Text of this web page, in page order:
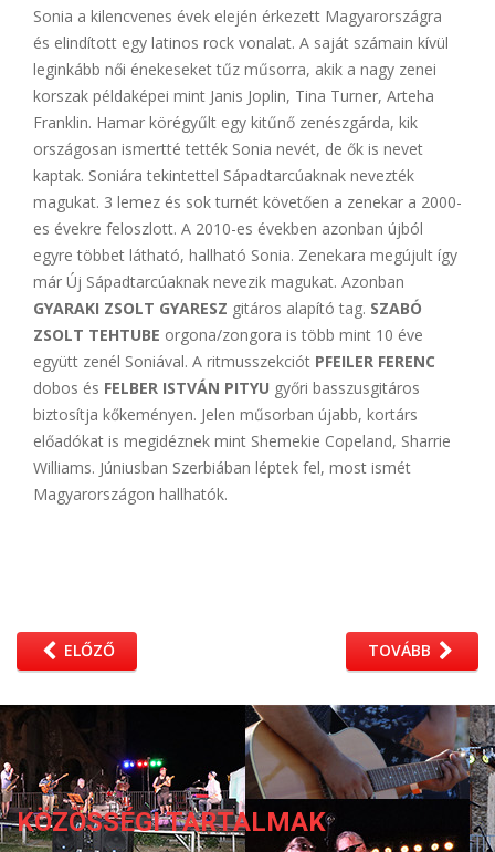
Sonia a kilencvenes évek elején érkezett Magyarországra
és elindított egy latinos rock vonalat. A saját számain kívül
leginkább női énekeseket tűz műsorra, akik a nagy zenei
korszak példaképei mint Janis Joplin, Tina Turner, Arteha
Franklin. Hamar körégyűlt egy kitűnő zenészgárda, kik
országosan ismertté tették Sonia nevét, de ők is nevet
kaptak. Soniára tekintettel Sápadtarcúaknak nevezték
magukat. 3 lemez és sok turnét követően a zenekar a 2000-
es évekre feloszlott. A 2010-es években azonban újból
egyre többet látható, hallható Sonia. Zenekara megújult így
már Új Sápadtarcúaknak nevezik magukat. Azonban
GYARAKI ZSOLT GYARESZ gitáros alapító tag. SZABÓ
ZSOLT TEHTUBE orgona/zongora is több mint 10 éve
együtt zenél Soniával. A ritmusszekciót PFEILER FERENC
dobos és FELBER ISTVÁN PITYU győri basszusgitáros
biztosítja kőkeményen. Jelen műsorban újabb, kortárs
előadókat is megidéznek mint Shemekie Copeland, Sharrie
Williams. Júniusban Szerbiában léptek fel, most ismét
Magyarországon hallhatók.
ELŐZŐ TOVÁBB
KÖZÖSSÉGI TARTALMAK